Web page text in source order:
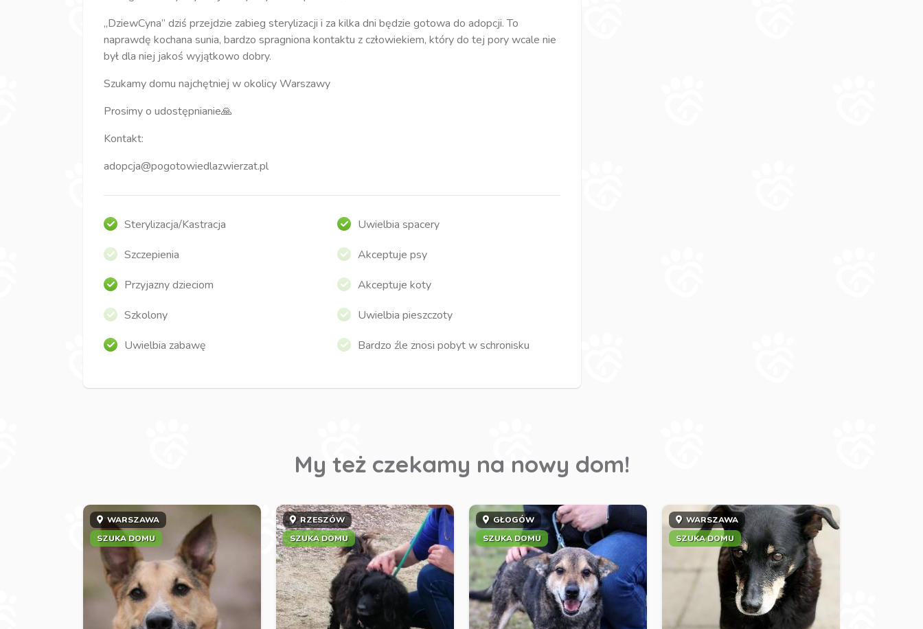
„DziewCyna” dziś przejdzie zabieg sterylizacji i za kilka dni będzie gotowa do adopcji. To
naprawdę kochana sunia, bardzo spragniona kontaktu z człowiekiem, który do tej pory wcale nie
był dla niej jakoś wyjątkowo dobry.
Szukamy domu najchętniej w okolicy Warszawy
Prosimy o udostępnianie🙏
Kontakt:
adopcja@pogotowiedlazwierzat.pl
Sterylizacja/Kastracja
Szczepienia
Przyjazny dzieciom
Szkolony
Uwielbia zabawę
Uwielbia spacery
Akceptuje psy
Akceptuje koty
Uwielbia pieszczoty
Bardzo źle znosi pobyt w schronisku
My też czekamy na nowy dom!
WARSZAWA
SZUKA DOMU
RZESZÓW
SZUKA DOMU
GŁOGÓW
SZUKA DOMU
WARSZAWA
SZUKA DOMU